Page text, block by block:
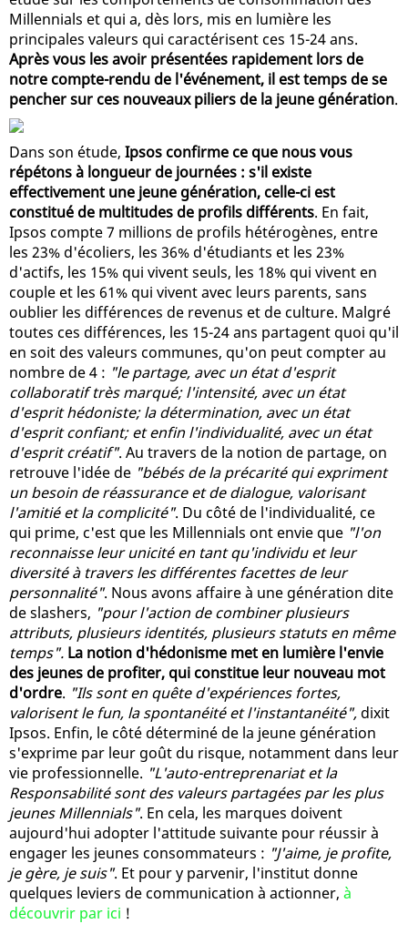
Millennials et qui a, dès lors, mis en lumière les
principales valeurs qui caractérisent ces 15-24 ans.
Après vous les avoir présentées rapidement lors de
notre compte-rendu de l'événement, il est temps de se
pencher sur ces nouveaux piliers de la jeune génération.
Dans son étude, Ipsos confirme ce que nous vous
répétons à longueur de journées : s'il existe
effectivement une jeune génération, celle-ci est
constitué de multitudes de profils différents. En fait,
Ipsos compte 7 millions de profils hétérogènes, entre
les 23% d'écoliers, les 36% d'étudiants et les 23%
d'actifs, les 15% qui vivent seuls, les 18% qui vivent en
couple et les 61% qui vivent avec leurs parents, sans
oublier les différences de revenus et de culture. Malgré
toutes ces différences, les 15-24 ans partagent quoi qu'il
en soit des valeurs communes, qu'on peut compter au
nombre de 4 : "le partage, avec un état d'esprit
collaboratif très marqué; l'intensité, avec un état
d'esprit hédoniste; la détermination, avec un état
d'esprit confiant; et enfin l'individualité, avec un état
d'esprit créatif". Au travers de la notion de partage, on
retrouve l'idée de "bébés de la précarité qui expriment
un besoin de réassurance et de dialogue, valorisant
l'amitié et la complicité". Du côté de l'individualité, ce
qui prime, c'est que les Millennials ont envie que "l'on
reconnaisse leur unicité en tant qu'individu et leur
diversité à travers les différentes facettes de leur
personnalité". Nous avons affaire à une génération dite
de slashers, "pour l'action de combiner plusieurs
attributs, plusieurs identités, plusieurs statuts en même
temps". La notion d'hédonisme met en lumière l'envie
des jeunes de profiter, qui constitue leur nouveau mot
d'ordre. "Ils sont en quête d'expériences fortes,
valorisent le fun, la spontanéité et l'instantanéité", dixit
Ipsos. Enfin, le côté déterminé de la jeune génération
s'exprime par leur goût du risque, notamment dans leur
vie professionnelle. "L'auto-entreprenariat et la
Responsabilité sont des valeurs partagées par les plus
jeunes Millennials". En cela, les marques doivent
aujourd'hui adopter l'attitude suivante pour réussir à
engager les jeunes consommateurs : "J'aime, je profite,
je gère, je suis". Et pour y parvenir, l'institut donne
quelques leviers de communication à actionner, à
découvrir par ici !